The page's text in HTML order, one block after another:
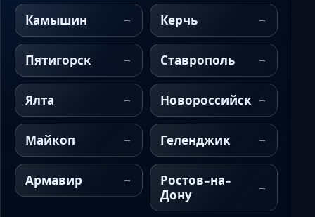
Камышин Керчь
Пятигорск Ставрополь
Ялта Новороссийск
Майкоп Геленджик
Армавир
Ростов-на-
Дону